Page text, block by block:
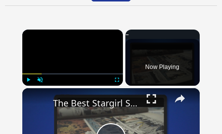
×
Now Playing
×
The Best Stargirl Storylines You Need to Read